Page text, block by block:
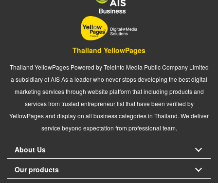
Thailand YellowPages
Thailand YellowPages Powered by Teleinfo Media Public Company Limited
a subsidiary of AIS As a leader who never stops developing the best digital
marketing services through website platform that including products and
services from trusted entrepreneur list that have been verified by
YellowPages and display on all business categories in Thailand. We deliver
service beyond expectation from professional team.
About Us
Our products